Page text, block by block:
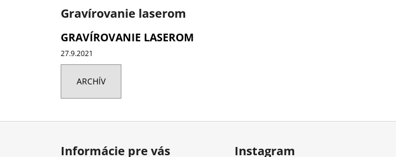
Gravírovanie laserom
GRAVÍROVANIE LASEROM
27.9.2021
ARCHÍV
Z
Informácie pre vás Instagram